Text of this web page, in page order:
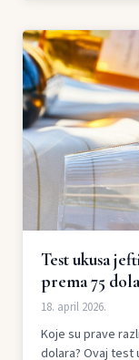
Test ukusa
prema 75
18. april 2026.
Koje su prave
dolara? Ovaj test